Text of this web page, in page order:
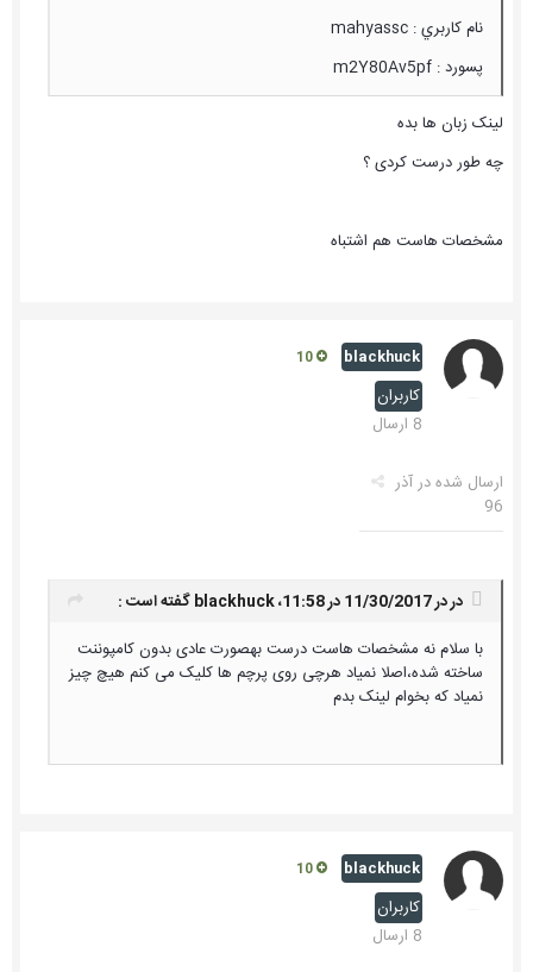
نام کاربري : mahyassc
پسورد : m2Y80Av5pf
لینک زبان ها بده
چه طور درست کردی ؟
مشخصات هاست هم اشتباه
blackhuck
کاربران
8 ارسال
ارسال شده درآذر
96
در در 11/30/2017 در 11:58، blackhuckگفته است :
با سلام نه مشخصات هاست درست بهصورت عادی بدون کامپوننت
ساخته شده،اصلا نمیاد هرچی روی پرچم ها کلیک می کنم هیچ چیز
نمیاد که بخوام لینک بدم
blackhuck
کاربران
8 ارسال